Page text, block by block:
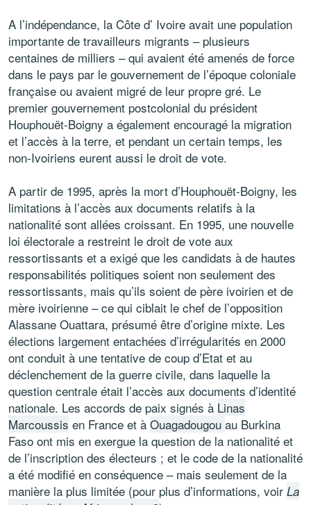
A l’indépendance, la Côte d’ Ivoire avait une population
importante de travailleurs migrants – plusieurs
centaines de milliers – qui avaient été amenés de force
dans le pays par le gouvernement de l’époque coloniale
française ou avaient migré de leur propre gré. Le
premier gouvernement postcolonial du président
Houphouët-Boigny a également encouragé la migration
et l’accès à la terre, et pendant un certain temps, les
non-Ivoiriens eurent aussi le droit de vote.
A partir de 1995, après la mort d’Houphouët-Boigny, les
limitations à l’accès aux documents relatifs à la
nationalité sont allées croissant. En 1995, une nouvelle
loi électorale a restreint le droit de vote aux
ressortissants et a exigé que les candidats à de hautes
responsabilités politiques soient non seulement des
ressortissants, mais qu’ils soient de père ivoirien et de
mère ivoirienne – ce qui ciblait le chef de l’opposition
Alassane Ouattara, présumé être d’origine mixte. Les
élections largement entachées d’irrégularités en 2000
ont conduit à une tentative de coup d’Etat et au
déclenchement de la guerre civile, dans laquelle la
question centrale était l’accès aux documents d’identité
nationale. Les accords de paix signés à Linas
Marcoussis en France et à Ouagadougou au Burkina
Faso ont mis en exergue la question de la nationalité et
de l’inscription des électeurs ; et le code de la nationalité
a été modifié en conséquence – mais seulement de la
manière la plus limitée (pour plus d’informations, voir La